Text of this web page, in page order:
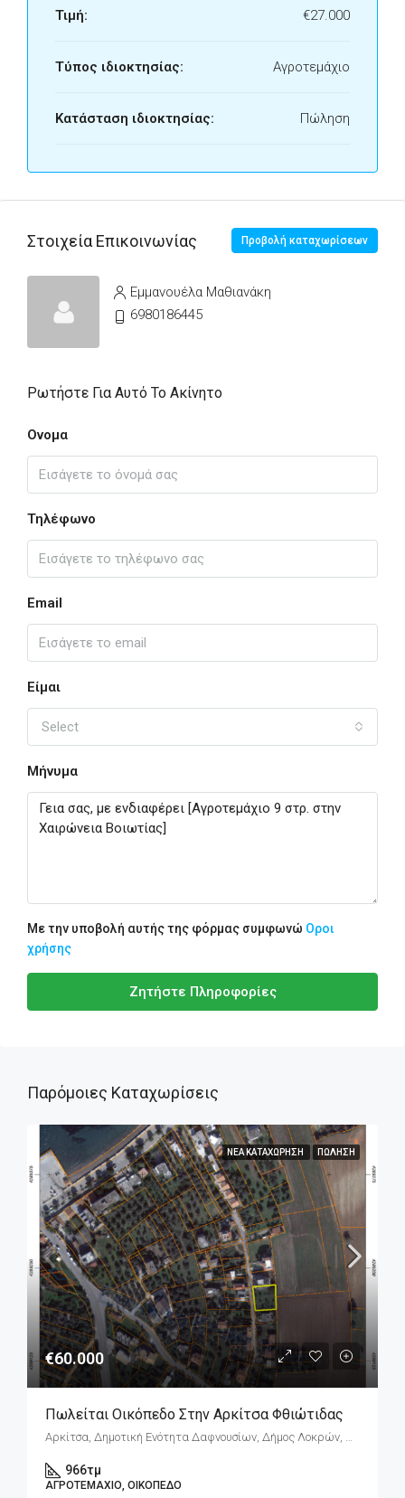
Τιμή: €27.000
Τύπος ιδιοκτησίας: Αγροτεμάχιο
Κατάσταση ιδιοκτησίας: Πώληση
Στοιχεία Επικοινωνίας Προβολή καταχωρίσεων
Εμμανουέλα Μαθιανάκη
6980186445
Ρωτήστε Για Αυτό Το Ακίνητο
Ονομα
Τηλέφωνο
Email
Είμαι
Select
Μήνυμα
Με την υποβολή αυτής της φόρμας συμφωνώ Οροι
χρήσης
Ζητήστε Πληροφορίες
Παρόμοιες Καταχωρίσεις
ΝΈΑ ΚΑΤΑΧΏΡΗΣΗ ΠΏΛΗΣΗ
€60.000
Πωλείται Οικόπεδο Στην Αρκίτσα Φθιώτιδας
Αρκίτσα, Δημοτική Ενότητα Δαφνουσίων, Δήμος Λοκρών, Περιφερειακή Ενότητα Φθιώτιδας, Περιφέρεια Στερεάς Ελλάδας, Αποκεντρωμένη Διοίκηση Θεσσαλίας - Στερεάς Ελλάδος, 352 00, Ελλάδα
966τμ
ΑΓΡΟΤΕΜΆΧΙΟ, ΟΙΚΌΠΕΔΟ